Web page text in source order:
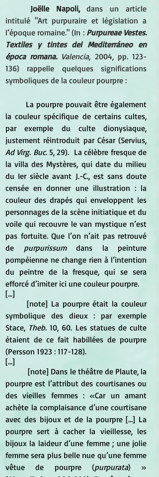
Joëlle Napoli, dans un article
intitulé "Art purpuraire et législation a
l’époque romaine." (In : Purpureae Vestes.
Textiles y tintes del Mediterráneo en
época romana. Valencia, 2004, pp. 123-
136) rappelle quelques significations
symboliques de la couleur pourpre :
la couleur spécifique de certains cultes,
par exemple du culte dionysiaque,
Ad Virg. Buc. 5, 29).  La célèbre fresque de
la villa des Mystères, qui date du milieu
du Ier siècle avant J.-C., est sans doute
censée en donner une illustration : la
couleur des drapés qui enveloppent les
personnages de la scène initiatique et du
voile qui recouvre le van mystique n’est
pas fortuite. Que l’on n’ait pas retrouvé
de purpurissum dans la peinture
pompéienne ne change rien à l’intention
du peintre de la fresque, qui se sera
efforcé d’imiter ici une couleur pourpre.
[...]
symbolique des dieux : par exemple
Stace, Theb. 10, 60. Les statues de culte
étaient de ce fait habillées de pourpre
(Persson 1923 : 117-128).
[...]
pourpre est l’attribut des courtisanes ou
des vieilles femmes : «Car un amant
achète la complaisance d’une courtisane
avec des bijoux et de la pourpre […] La
pourpre sert à cacher la vieillesse, les
bijoux la laideur d’une femme ; une jolie
femme sera plus belle nue qu’une femme
vêtue de pourpre (purpurata) »